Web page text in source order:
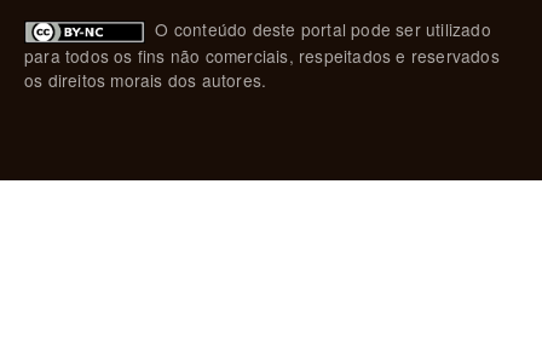
O conteúdo deste portal pode ser utilizado
para todos os fins não comerciais, respeitados e reservados
os direitos morais dos autores.